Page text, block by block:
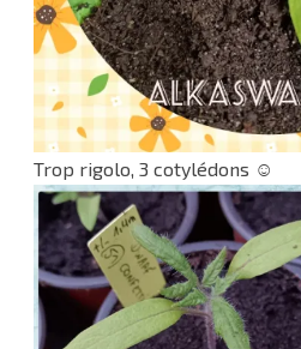
Trop rigolo, 3 cotylédons ☺️